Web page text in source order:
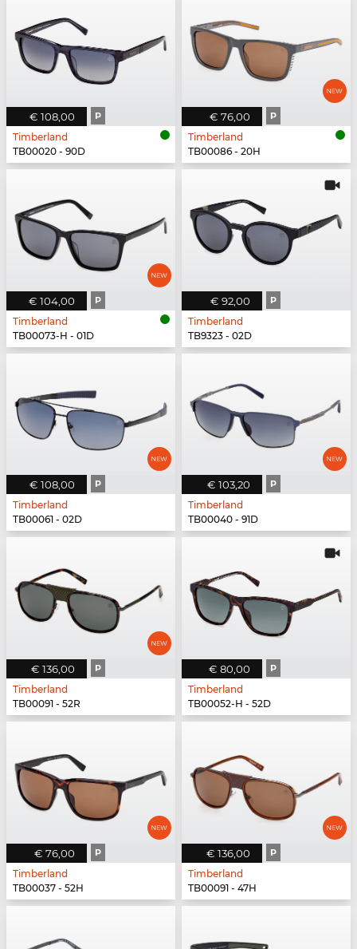
€ 108,00 P
Timberland
TB00020 - 90D
€ 76,00 P
Timberland
TB00086 - 20H
€ 104,00 P
Timberland
TB00073-H - 01D
€ 92,00 P
Timberland
TB9323 - 02D
€ 108,00 P
Timberland
TB00061 - 02D
€ 103,20 P
Timberland
TB00040 - 91D
€ 136,00 P
Timberland
TB00091 - 52R
€ 80,00 P
Timberland
TB00052-H - 52D
€ 76,00 P
Timberland
TB00037 - 52H
€ 136,00 P
Timberland
TB00091 - 47H